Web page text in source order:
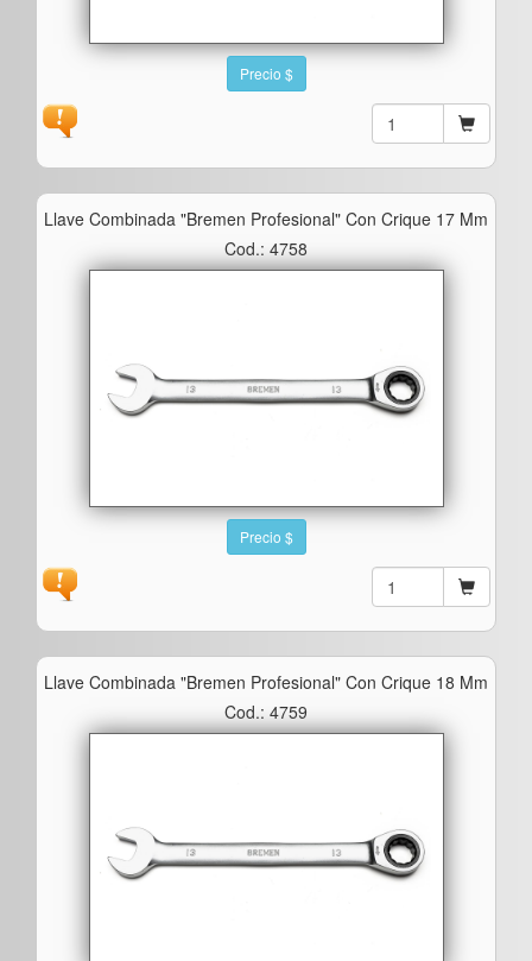
Precio $
Llave Combinada "bremen Profesional" Con Crique 17 Mm
Cod.: 4758
Precio $
Llave Combinada "bremen Profesional" Con Crique 18 Mm
Cod.: 4759